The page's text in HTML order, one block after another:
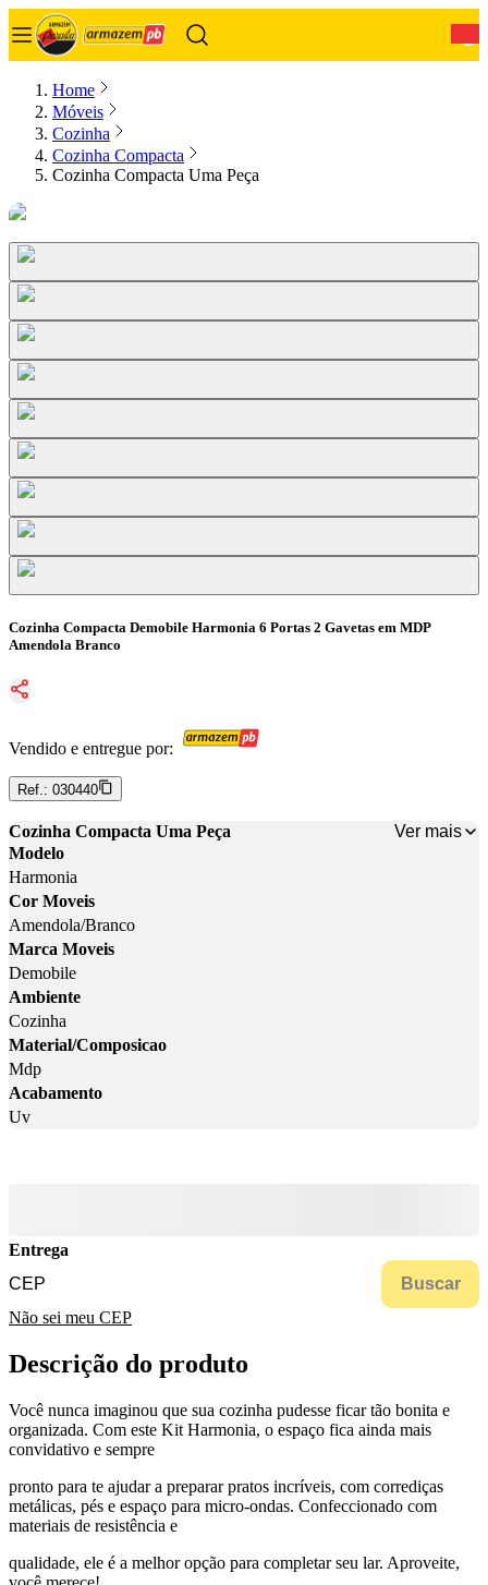
Home
Móveis
Cozinha
Cozinha Compacta
Cozinha Compacta Uma Peça
Cozinha Compacta Demobile Harmonia 6 Portas 2 Gavetas em MDP
Amendola Branco
Vendido e entregue por:
Ref.: 030440
Cozinha Compacta Uma Peça
Ver mais
Modelo
Harmonia
Cor Moveis
Amendola/Branco
Marca Moveis
Demobile
Ambiente
Cozinha
Material/Composicao
Mdp
Acabamento
Uv
Entrega
Buscar
Não sei meu CEP
Descrição do produto
Você nunca imaginou que sua cozinha pudesse ficar tão bonita e
organizada. Com este Kit Harmonia, o espaço fica ainda mais
convidativo e sempre
pronto para te ajudar a preparar pratos incríveis, com corrediças
metálicas, pés e espaço para micro-ondas. Confeccionado com
materiais de resistência e
qualidade, ele é a melhor opção para completar seu lar. Aproveite,